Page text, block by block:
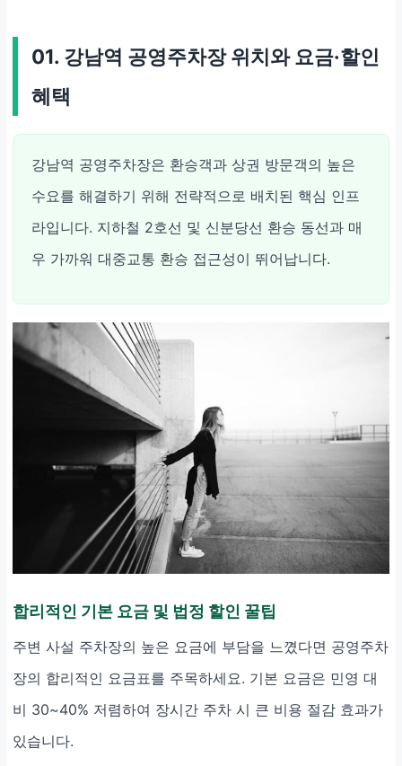
주차 예약 앱 연동 및 실시간
방문 전 체크 필수
01. 강남역 공영주차장 위치와 요금·할인
혜택
강남역 공영주차장은 환승객과 상권 방문객의 높은
수요를 해결하기 위해 전략적으로 배치된 핵심 인프
라입니다. 지하철 2호선 및 신분당선 환승 동선과 매
우 가까워 대중교통 환승 접근성이 뛰어납니다.
합리적인 기본 요금 및 법정 할인 꿀팁
주변 사설 주차장의 높은 요금에 부담을 느꼈다면 공영주차
장의 합리적인 요금표를 주목하세요. 기본 요금은 민영 대
비 30~40% 저렴하여 장시간 주차 시 큰 비용 절감 효과가
있습니다.